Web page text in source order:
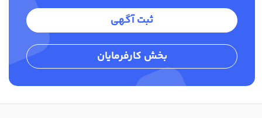
ثبت آگهی
بخش کارفرمایان